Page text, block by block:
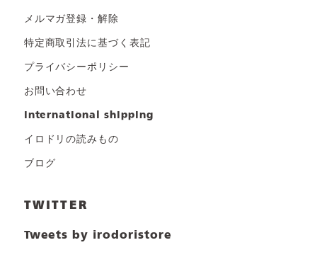
メルマガ登録・解除
特定商取引法に基づく表記
プライバシーポリシー
お問い合わせ
international shipping
イロドリの読みもの
ブログ
TWITTER
Tweets by irodoristore